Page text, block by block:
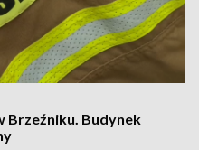
Brzeźniku. Budynek